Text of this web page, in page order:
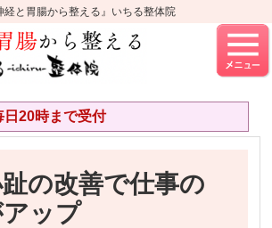
経と胃腸から整える』いちる整体院
日20時まで受付
の改善で仕事の
ップ